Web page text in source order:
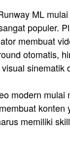
ML⁠
populer.
membuat
otomatis,
sinematik
modern mulai
konten
memiliki